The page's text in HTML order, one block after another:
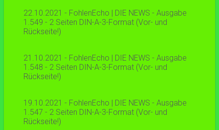
22.10.2021 - FohlenEcho | DIE NEWS - Ausgabe
1.549 - 2 Seiten DIN-A-3-Format (Vor- und
Rückseite!)
21.10.2021 - FohlenEcho | DIE NEWS - Ausgabe
1.548 - 2 Seiten DIN-A-3-Format (Vor- und
Rückseite!)
19.10.2021 - FohlenEcho | DIE NEWS - Ausgabe
1.547 - 2 Seiten DIN-A-3-Format (Vor- und
Rückseite!)